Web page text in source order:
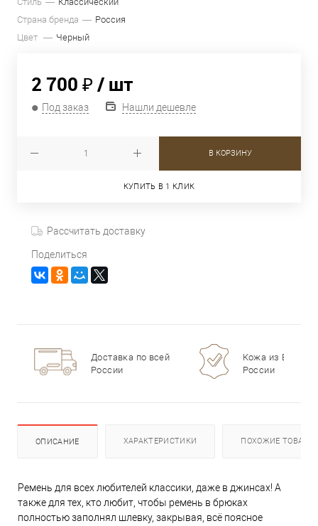
Страна бренда
Россия
Цвет
Черный
2 700 ₽/ шт
Под заказ Нашли дешевле
В КОРЗИНУ
КУПИТЬ В 1 КЛИК
Рассчитать доставку
Поделиться
Доставка по всей
России
Кожа из Европы
России
ОПИСАНИЕ ХАРАКТЕРИСТИКИ ПОХОЖИЕ ТОВАРЫ
Ремень для всех любителей классики, даже в джинсах! А
также для тех, кто любит, чтобы ремень в брюках
полностью заполнял шлевку, закрывая, всё поясное